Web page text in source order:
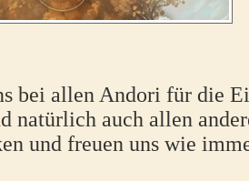
bei allen Andori für die
natürlich auch allen
und freuen uns wie